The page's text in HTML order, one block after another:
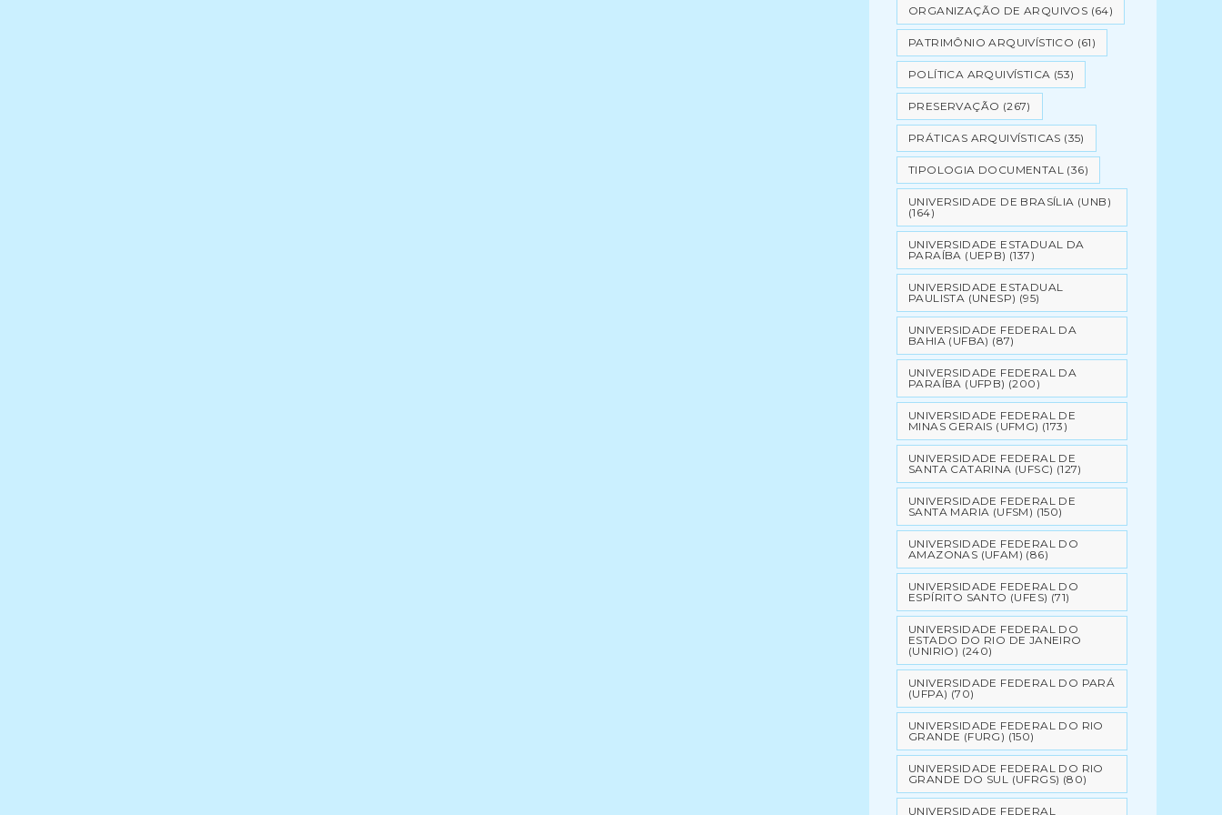
ORGANIZAÇÃO DE ARQUIVOS (64)
PATRIMÔNIO ARQUIVÍSTICO (61)
POLÍTICA ARQUIVÍSTICA (53)
PRESERVAÇÃO (267)
PRÁTICAS ARQUIVÍSTICAS (35)
TIPOLOGIA DOCUMENTAL (36)
UNIVERSIDADE DE BRASÍLIA (UNB)
(164)
UNIVERSIDADE ESTADUAL DA
PARAÍBA (UEPB) (137)
UNIVERSIDADE ESTADUAL
PAULISTA (UNESP) (95)
UNIVERSIDADE FEDERAL DA
BAHIA (UFBA) (87)
UNIVERSIDADE FEDERAL DA
PARAÍBA (UFPB) (200)
UNIVERSIDADE FEDERAL DE
MINAS GERAIS (UFMG) (173)
UNIVERSIDADE FEDERAL DE
SANTA CATARINA (UFSC) (127)
UNIVERSIDADE FEDERAL DE
SANTA MARIA (UFSM) (150)
UNIVERSIDADE FEDERAL DO
AMAZONAS (UFAM) (86)
UNIVERSIDADE FEDERAL DO
ESPÍRITO SANTO (UFES) (71)
UNIVERSIDADE FEDERAL DO
ESTADO DO RIO DE JANEIRO
(UNIRIO) (240)
UNIVERSIDADE FEDERAL DO PARÁ
(UFPA) (70)
UNIVERSIDADE FEDERAL DO RIO
GRANDE (FURG) (150)
UNIVERSIDADE FEDERAL DO RIO
GRANDE DO SUL (UFRGS) (80)
UNIVERSIDADE FEDERAL